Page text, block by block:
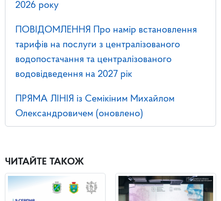
2026 року
ПОВІДОМЛЕННЯ Про намір встановлення
тарифів на послуги з централізованого
водопостачання та централізованого
водовідведення на 2027 рік
ПРЯМА ЛІНІЯ із Семікіним Михайлом
Олександровичем (оновлено)
ЧИТАЙТЕ ТАКОЖ